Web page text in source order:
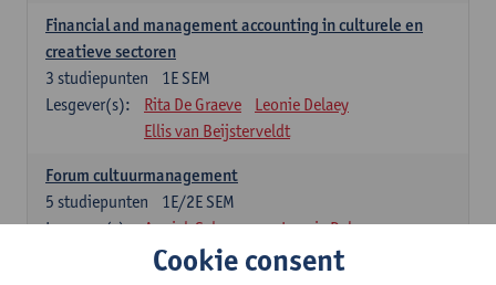
Financial and management accounting in culturele en
creatieve sectoren
1E SEM
3 studiepunten
Lesgever(s):
Rita De Graeve
Leonie Delaey
Ellis van Beijsterveldt
Forum cultuurmanagement
1E/2E SEM
5 studiepunten
Lesgever(s):
Annick Schramme
Leonie Delaey
Ellis van Beijsterveldt
Cookie consent